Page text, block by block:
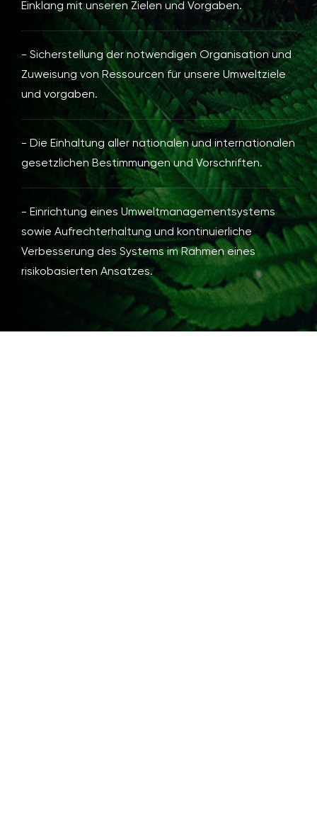
Einklang mit unseren Zielen und Vorgaben.
- Sicherstellung der notwendigen Organisation und
Zuweisung von Ressourcen für unsere Umweltziele
und vorgaben.
- Die Einhaltung aller nationalen und internationalen
gesetzlichen Bestimmungen und Vorschriften.
- Einrichtung eines Umweltmanagementsystems
sowie Aufrechterhaltung und kontinuierliche
Verbesserung des Systems im Rahmen eines
risikobasierten Ansatzes.